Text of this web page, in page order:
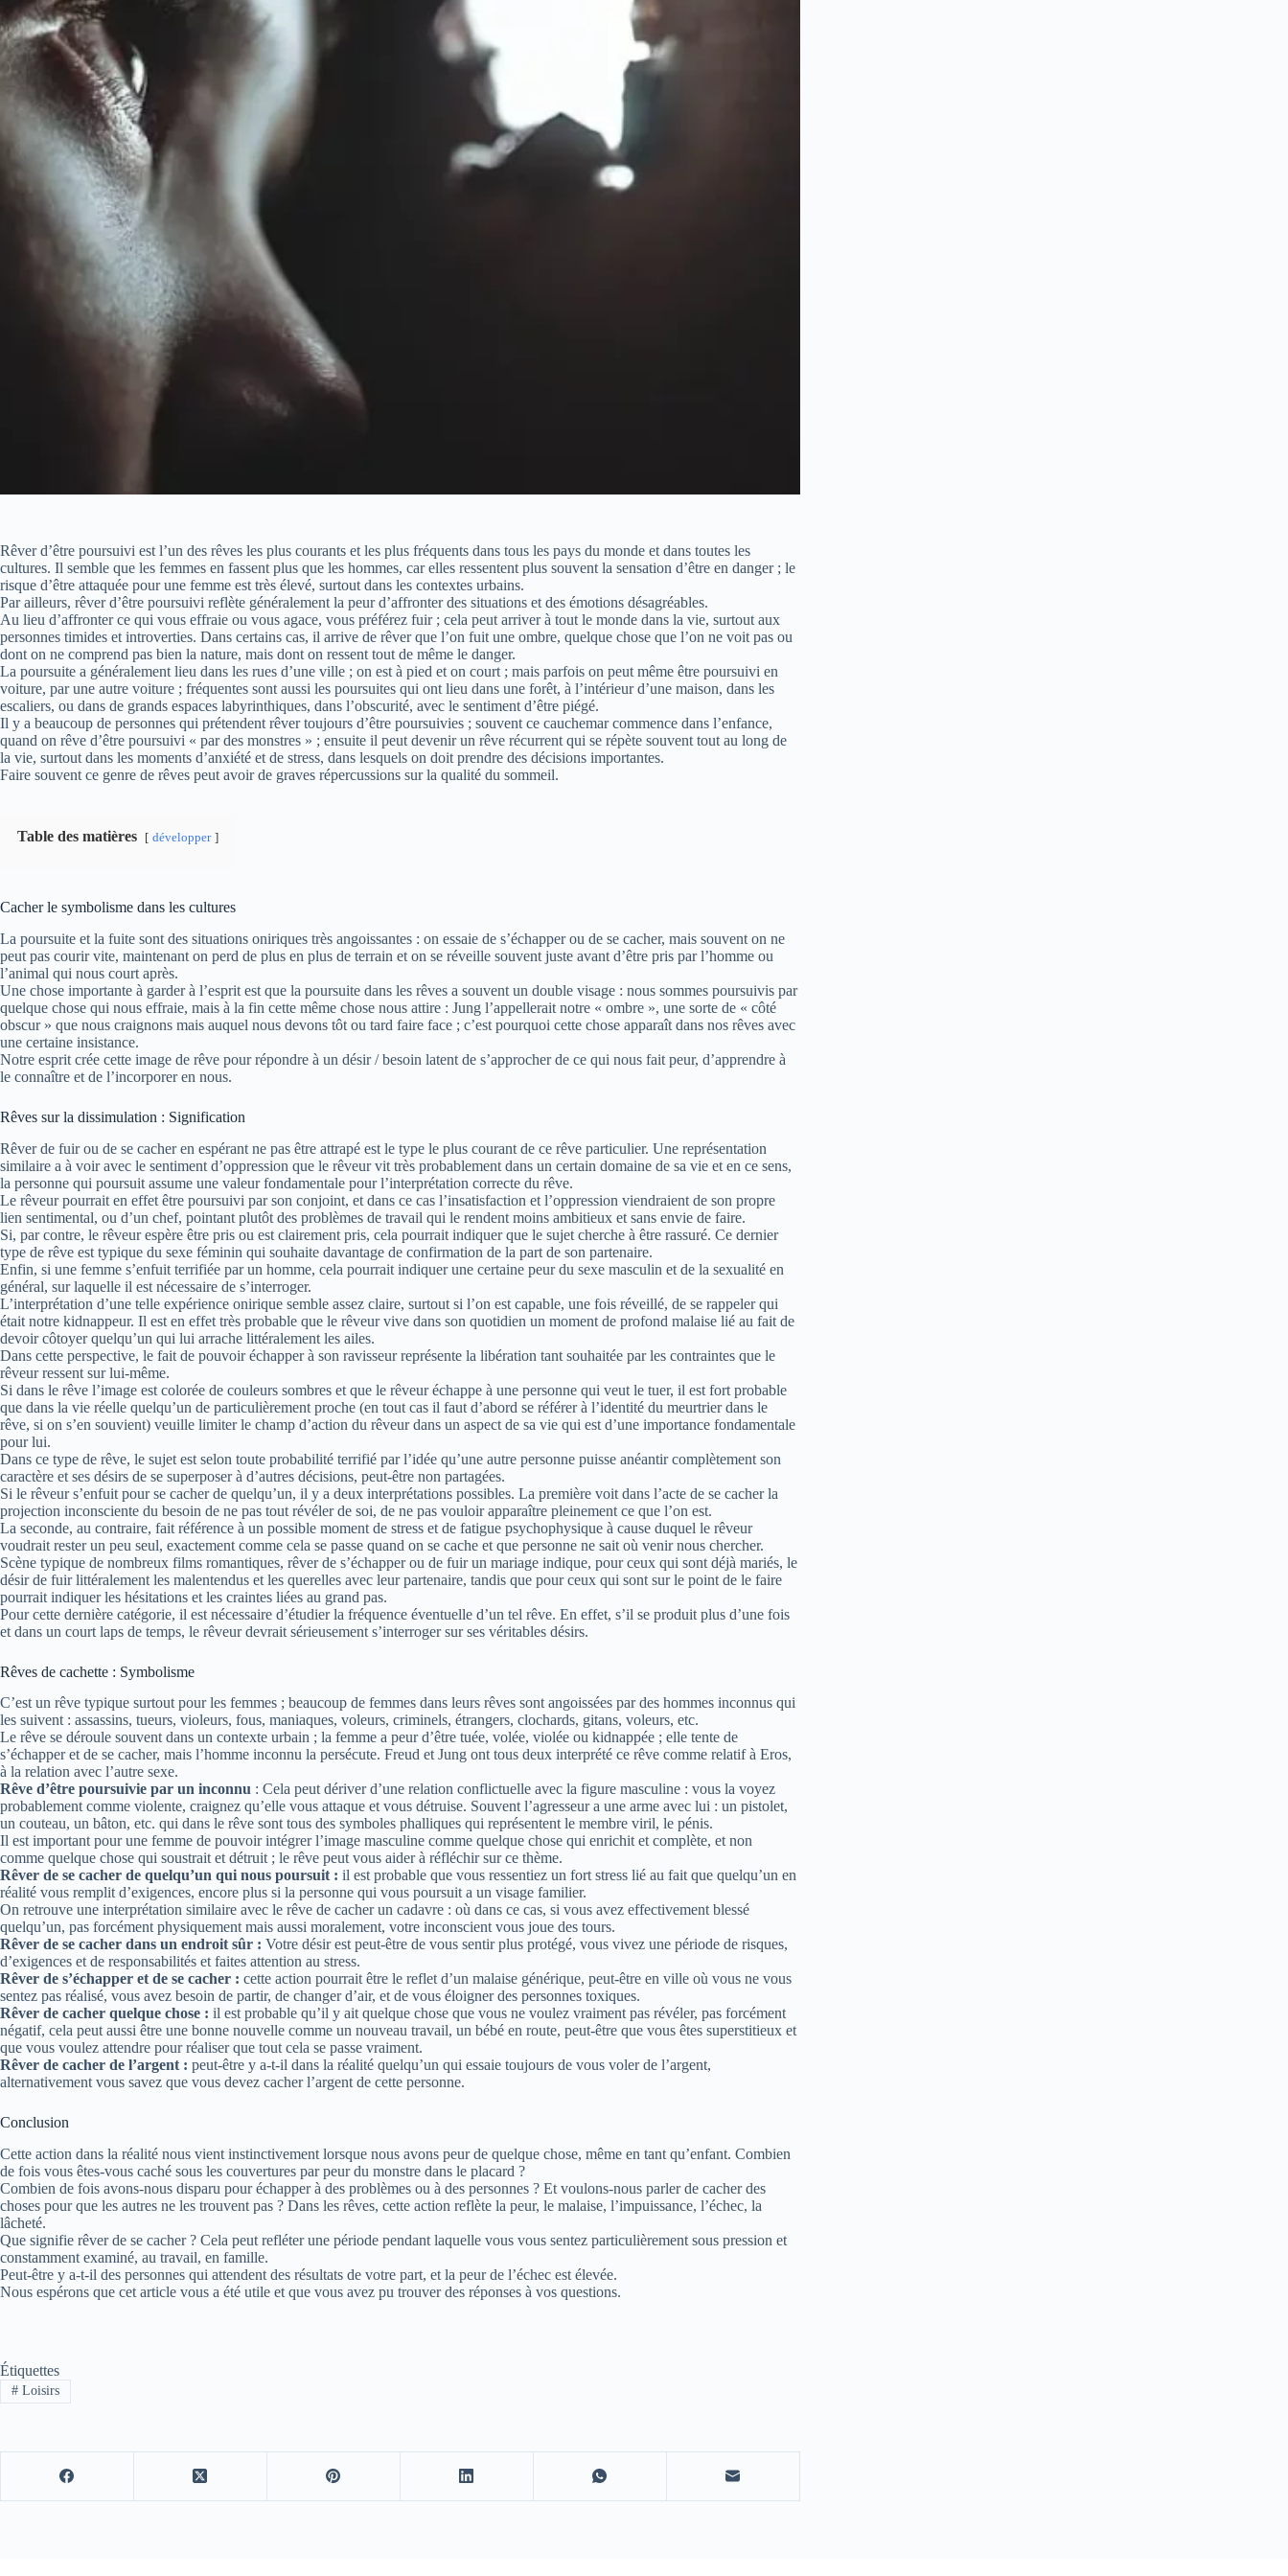
Rêver d’être poursuivi est l’un des rêves les plus courants et les plus fréquents dans tous les pays du monde et dans toutes les
cultures. Il semble que les femmes en fassent plus que les hommes, car elles ressentent plus souvent la sensation d’être en danger ; le
risque d’être attaquée pour une femme est très élevé, surtout dans les contextes urbains.
Par ailleurs, rêver d’être poursuivi reflète généralement la peur d’affronter des situations et des émotions désagréables.
Au lieu d’affronter ce qui vous effraie ou vous agace, vous préférez fuir ; cela peut arriver à tout le monde dans la vie, surtout aux
personnes timides et introverties. Dans certains cas, il arrive de rêver que l’on fuit une ombre, quelque chose que l’on ne voit pas ou
dont on ne comprend pas bien la nature, mais dont on ressent tout de même le danger.
La poursuite a généralement lieu dans les rues d’une ville ; on est à pied et on court ; mais parfois on peut même être poursuivi en
voiture, par une autre voiture ; fréquentes sont aussi les poursuites qui ont lieu dans une forêt, à l’intérieur d’une maison, dans les
escaliers, ou dans de grands espaces labyrinthiques, dans l’obscurité, avec le sentiment d’être piégé.
Il y a beaucoup de personnes qui prétendent rêver toujours d’être poursuivies ; souvent ce cauchemar commence dans l’enfance,
quand on rêve d’être poursuivi « par des monstres » ; ensuite il peut devenir un rêve récurrent qui se répète souvent tout au long de
la vie, surtout dans les moments d’anxiété et de stress, dans lesquels on doit prendre des décisions importantes.
Faire souvent ce genre de rêves peut avoir de graves répercussions sur la qualité du sommeil.
Table des matières développer
Cacher le symbolisme dans les cultures
La poursuite et la fuite sont des situations oniriques très angoissantes : on essaie de s’échapper ou de se cacher, mais souvent on ne
peut pas courir vite, maintenant on perd de plus en plus de terrain et on se réveille souvent juste avant d’être pris par l’homme ou
l’animal qui nous court après.
Une chose importante à garder à l’esprit est que la poursuite dans les rêves a souvent un double visage : nous sommes poursuivis par
quelque chose qui nous effraie, mais à la fin cette même chose nous attire : Jung l’appellerait notre « ombre », une sorte de « côté
obscur » que nous craignons mais auquel nous devons tôt ou tard faire face ; c’est pourquoi cette chose apparaît dans nos rêves avec
une certaine insistance.
Notre esprit crée cette image de rêve pour répondre à un désir / besoin latent de s’approcher de ce qui nous fait peur, d’apprendre à
le connaître et de l’incorporer en nous.
Rêves sur la dissimulation : Signification
Rêver de fuir ou de se cacher en espérant ne pas être attrapé est le type le plus courant de ce rêve particulier. Une représentation
similaire a à voir avec le sentiment d’oppression que le rêveur vit très probablement dans un certain domaine de sa vie et en ce sens,
la personne qui poursuit assume une valeur fondamentale pour l’interprétation correcte du rêve.
Le rêveur pourrait en effet être poursuivi par son conjoint, et dans ce cas l’insatisfaction et l’oppression viendraient de son propre
lien sentimental, ou d’un chef, pointant plutôt des problèmes de travail qui le rendent moins ambitieux et sans envie de faire.
Si, par contre, le rêveur espère être pris ou est clairement pris, cela pourrait indiquer que le sujet cherche à être rassuré. Ce dernier
type de rêve est typique du sexe féminin qui souhaite davantage de confirmation de la part de son partenaire.
Enfin, si une femme s’enfuit terrifiée par un homme, cela pourrait indiquer une certaine peur du sexe masculin et de la sexualité en
général, sur laquelle il est nécessaire de s’interroger.
L’interprétation d’une telle expérience onirique semble assez claire, surtout si l’on est capable, une fois réveillé, de se rappeler qui
était notre kidnappeur. Il est en effet très probable que le rêveur vive dans son quotidien un moment de profond malaise lié au fait de
devoir côtoyer quelqu’un qui lui arrache littéralement les ailes.
Dans cette perspective, le fait de pouvoir échapper à son ravisseur représente la libération tant souhaitée par les contraintes que le
rêveur ressent sur lui-même.
Si dans le rêve l’image est colorée de couleurs sombres et que le rêveur échappe à une personne qui veut le tuer, il est fort probable
que dans la vie réelle quelqu’un de particulièrement proche (en tout cas il faut d’abord se référer à l’identité du meurtrier dans le
rêve, si on s’en souvient) veuille limiter le champ d’action du rêveur dans un aspect de sa vie qui est d’une importance fondamentale
pour lui.
Dans ce type de rêve, le sujet est selon toute probabilité terrifié par l’idée qu’une autre personne puisse anéantir complètement son
caractère et ses désirs de se superposer à d’autres décisions, peut-être non partagées.
Si le rêveur s’enfuit pour se cacher de quelqu’un, il y a deux interprétations possibles. La première voit dans l’acte de se cacher la
projection inconsciente du besoin de ne pas tout révéler de soi, de ne pas vouloir apparaître pleinement ce que l’on est.
La seconde, au contraire, fait référence à un possible moment de stress et de fatigue psychophysique à cause duquel le rêveur
voudrait rester un peu seul, exactement comme cela se passe quand on se cache et que personne ne sait où venir nous chercher.
Scène typique de nombreux films romantiques, rêver de s’échapper ou de fuir un mariage indique, pour ceux qui sont déjà mariés, le
désir de fuir littéralement les malentendus et les querelles avec leur partenaire, tandis que pour ceux qui sont sur le point de le faire
pourrait indiquer les hésitations et les craintes liées au grand pas.
Pour cette dernière catégorie, il est nécessaire d’étudier la fréquence éventuelle d’un tel rêve. En effet, s’il se produit plus d’une fois
et dans un court laps de temps, le rêveur devrait sérieusement s’interroger sur ses véritables désirs.
Rêves de cachette : Symbolisme
C’est un rêve typique surtout pour les femmes ; beaucoup de femmes dans leurs rêves sont angoissées par des hommes inconnus qui
les suivent : assassins, tueurs, violeurs, fous, maniaques, voleurs, criminels, étrangers, clochards, gitans, voleurs, etc.
Le rêve se déroule souvent dans un contexte urbain ; la femme a peur d’être tuée, volée, violée ou kidnappée ; elle tente de
s’échapper et de se cacher, mais l’homme inconnu la persécute. Freud et Jung ont tous deux interprété ce rêve comme relatif à Eros,
à la relation avec l’autre sexe.
Rêve d’être poursuivie par un inconnu : Cela peut dériver d’une relation conflictuelle avec la figure masculine : vous la voyez
probablement comme violente, craignez qu’elle vous attaque et vous détruise. Souvent l’agresseur a une arme avec lui : un pistolet,
un couteau, un bâton, etc. qui dans le rêve sont tous des symboles phalliques qui représentent le membre viril, le pénis.
Il est important pour une femme de pouvoir intégrer l’image masculine comme quelque chose qui enrichit et complète, et non
comme quelque chose qui soustrait et détruit ; le rêve peut vous aider à réfléchir sur ce thème.
Rêver de se cacher de quelqu’un qui nous poursuit : il est probable que vous ressentiez un fort stress lié au fait que quelqu’un en
réalité vous remplit d’exigences, encore plus si la personne qui vous poursuit a un visage familier.
On retrouve une interprétation similaire avec le rêve de cacher un cadavre : où dans ce cas, si vous avez effectivement blessé
quelqu’un, pas forcément physiquement mais aussi moralement, votre inconscient vous joue des tours.
Rêver de se cacher dans un endroit sûr : Votre désir est peut-être de vous sentir plus protégé, vous vivez une période de risques,
d’exigences et de responsabilités et faites attention au stress.
Rêver de s’échapper et de se cacher : cette action pourrait être le reflet d’un malaise générique, peut-être en ville où vous ne vous
sentez pas réalisé, vous avez besoin de partir, de changer d’air, et de vous éloigner des personnes toxiques.
Rêver de cacher quelque chose : il est probable qu’il y ait quelque chose que vous ne voulez vraiment pas révéler, pas forcément
négatif, cela peut aussi être une bonne nouvelle comme un nouveau travail, un bébé en route, peut-être que vous êtes superstitieux et
que vous voulez attendre pour réaliser que tout cela se passe vraiment.
Rêver de cacher de l’argent : peut-être y a-t-il dans la réalité quelqu’un qui essaie toujours de vous voler de l’argent,
alternativement vous savez que vous devez cacher l’argent de cette personne.
Conclusion
Cette action dans la réalité nous vient instinctivement lorsque nous avons peur de quelque chose, même en tant qu’enfant. Combien
de fois vous êtes-vous caché sous les couvertures par peur du monstre dans le placard ?
Combien de fois avons-nous disparu pour échapper à des problèmes ou à des personnes ? Et voulons-nous parler de cacher des
choses pour que les autres ne les trouvent pas ? Dans les rêves, cette action reflète la peur, le malaise, l’impuissance, l’échec, la
lâcheté.
Que signifie rêver de se cacher ? Cela peut refléter une période pendant laquelle vous vous sentez particulièrement sous pression et
constamment examiné, au travail, en famille.
Peut-être y a-t-il des personnes qui attendent des résultats de votre part, et la peur de l’échec est élevée.
Nous espérons que cet article vous a été utile et que vous avez pu trouver des réponses à vos questions.
Étiquettes
#Loisirs